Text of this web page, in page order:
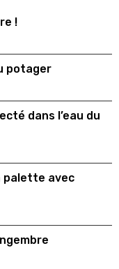
!
potager
dans l’eau du
palette avec